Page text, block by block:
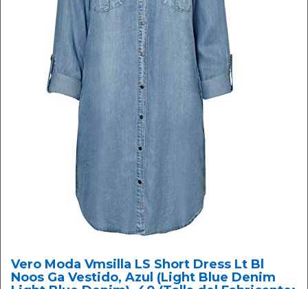
Vero Moda Vmsilla LS Short Dress Lt Bl
Noos Ga Vestido, Azul (Light Blue Denim